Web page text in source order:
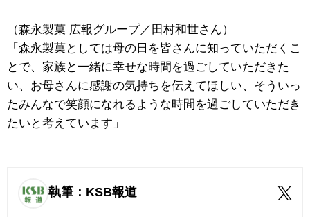
（森永製菓 広報グループ／田村和世さん）
「森永製菓としては母の日を皆さんに知っていただくこ
とで、家族と一緒に幸せな時間を過ごしていただきた
い、お母さんに感謝の気持ちを伝えてほしい、そういっ
たみんなで笑顔になれるような時間を過ごしていただき
たいと考えています」
執筆：KSB報道